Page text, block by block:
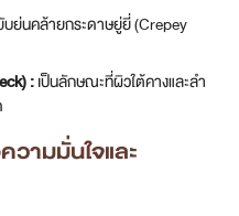
ย่นคล้ายกระดาษยู่ยี่ (Crepey
:เป็นลักษณะที่ผิวใต้คางและลำ
ามมั่นใจและ